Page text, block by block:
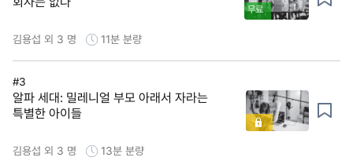
무료
김용섭 외 3 명 11분 분량
#3
알파 세대: 밀레니얼 부모 아래서 자라는
특별한 아이들
김용섭 외 3 명 13분 분량